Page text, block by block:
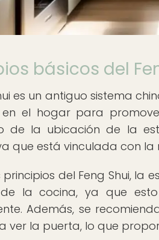
básicos del
es un antiguo sistema
el hogar para
de la ubicación de la
que está vinculada con
principios del Feng Shui,
la cocina, ya que
Además, se
ver la puerta, lo que